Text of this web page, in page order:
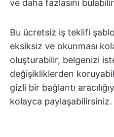
ve daha fazlasını
Bu ücretsiz iş teklifi
eksiksiz ve okunması
oluşturabilir, belgenizi
değişikliklerden
gizli bir bağlantı
kolayca paylaşabilirsiniz.